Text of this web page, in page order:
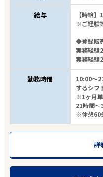
給与
【時給
※ご経験
◆登録販
実務経験
実務経験
勤務時間
10:00～
するシフ
※1ヶ月単
21時間～
※休憩60
詳